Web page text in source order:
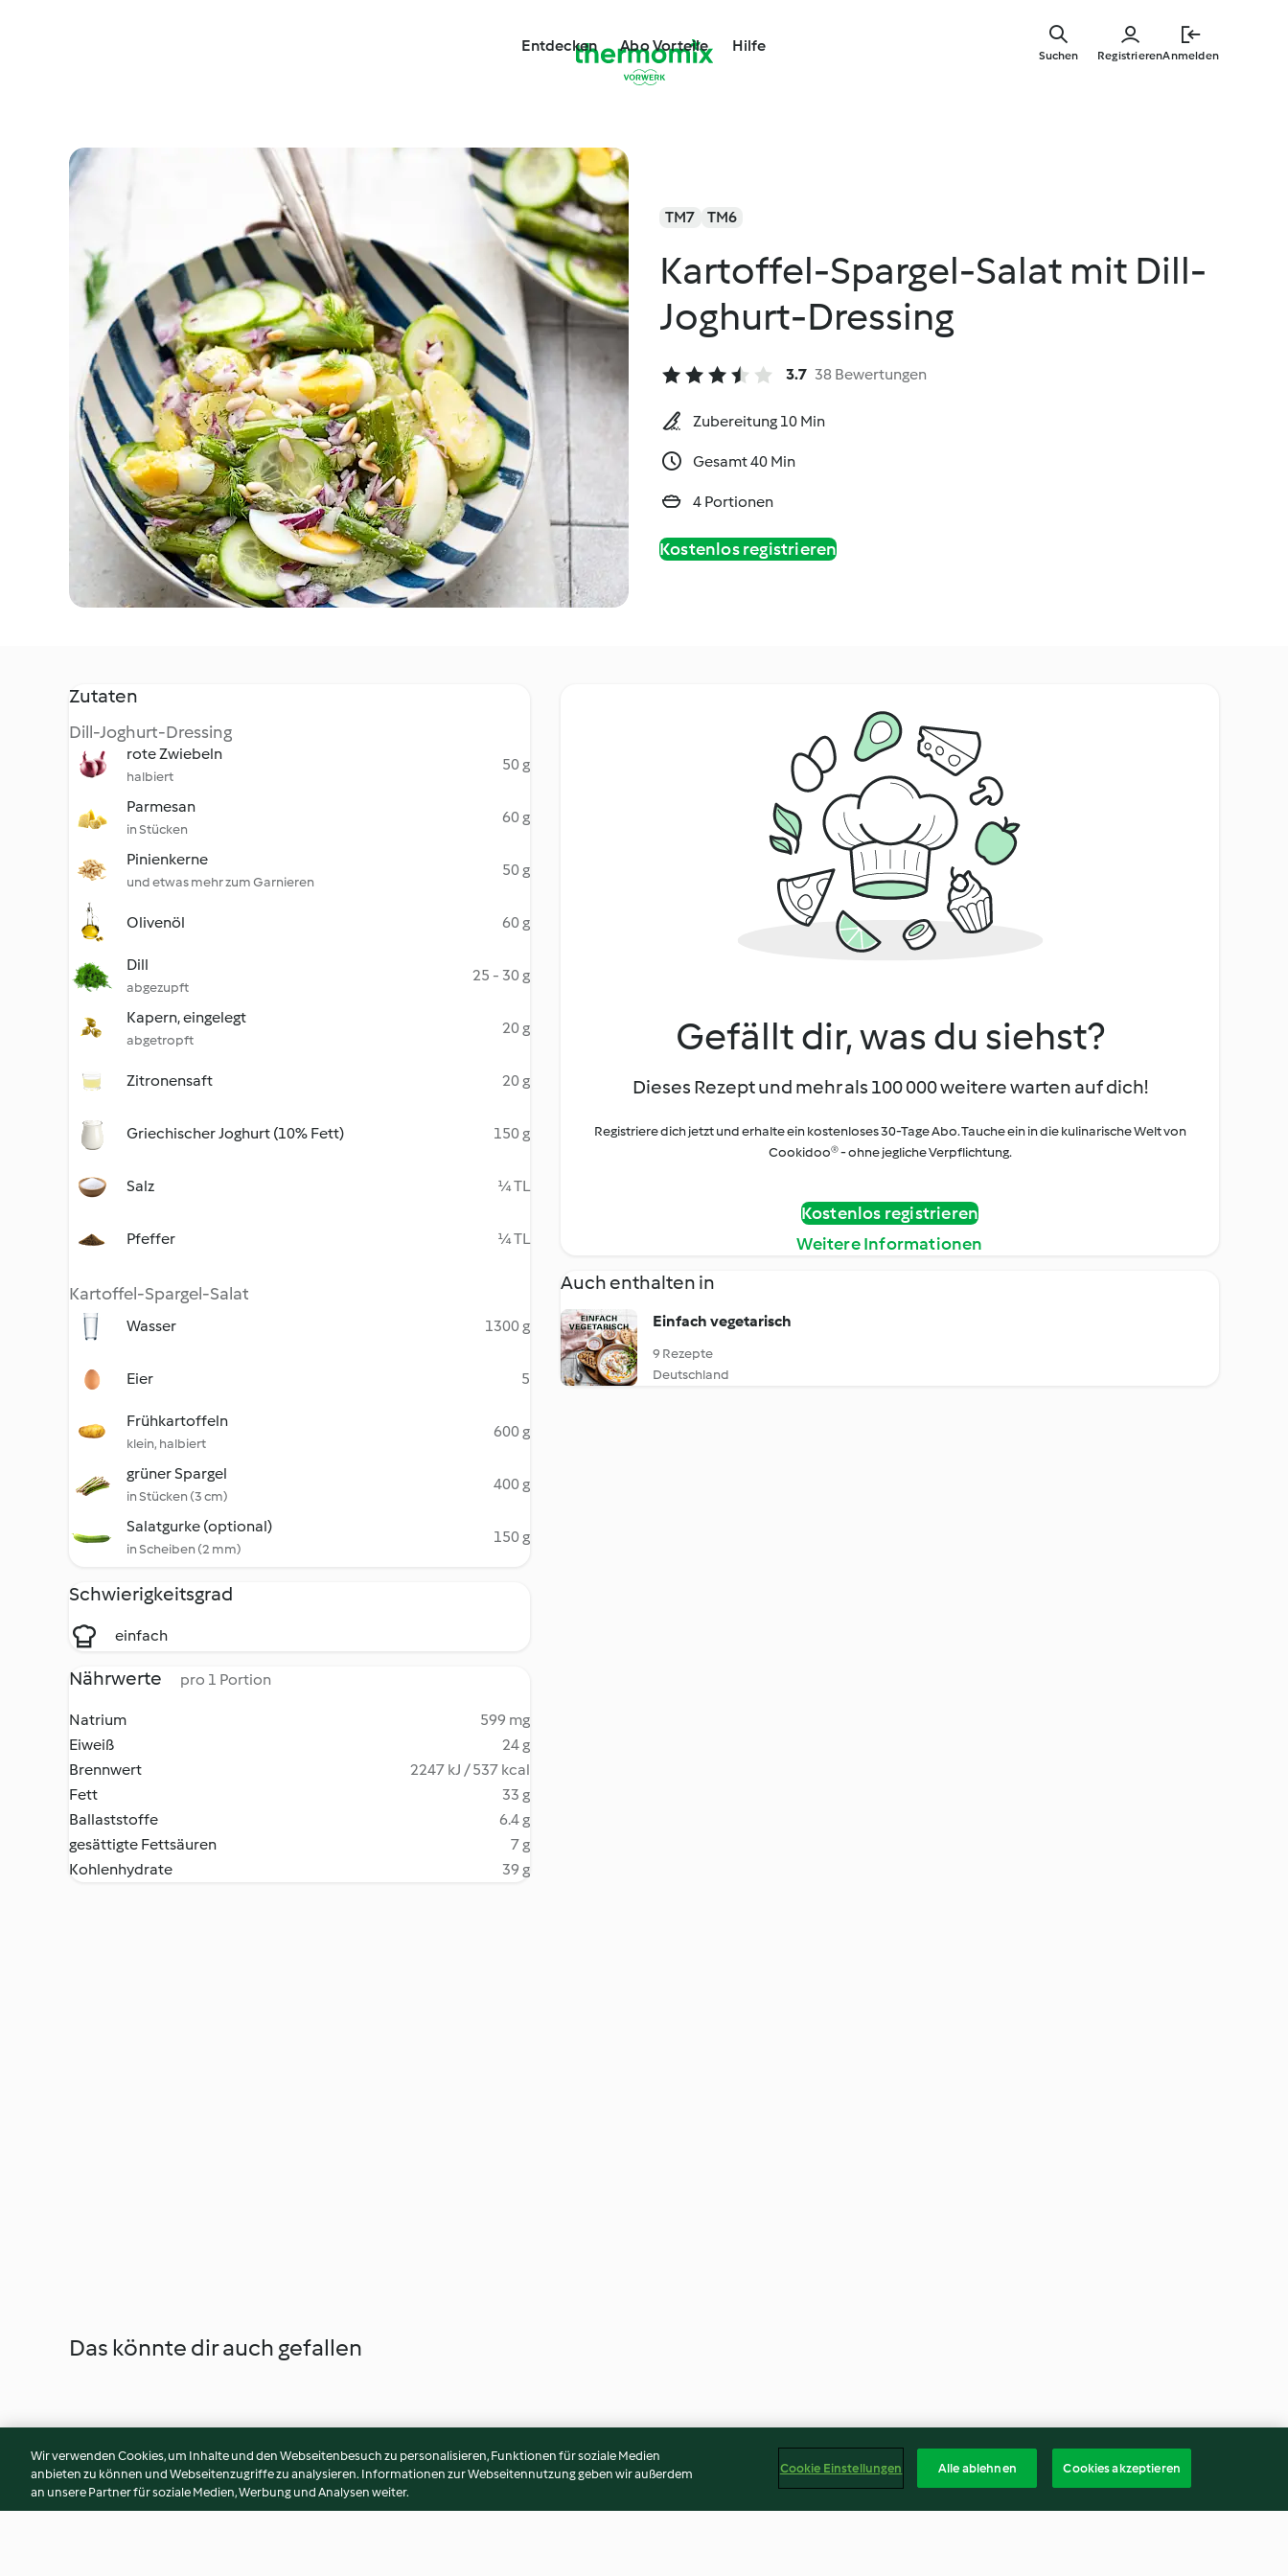
Entdecken Abo Vorteile Hilfe
RegistrierenAnmelden
Suchen
TM7 TM6
Kartoffel-Spargel-Salat mit Dill-
Joghurt-Dressing
3.7 38 Bewertungen
Zubereitung 10 Min
Gesamt 40 Min
4 Portionen
Kostenlos registrieren
Zutaten
Dill-Joghurt-Dressing
rote Zwiebeln
halbiert
50 g
Parmesan
in Stücken
60 g
Pinienkerne
und etwas mehr zum Garnieren
50 g
Olivenöl 60 g
Dill
abgezupft
25 - 30 g
Kapern, eingelegt
abgetropft
20 g
Zitronensaft 20 g
Griechischer Joghurt (10% Fett) 150 g
Salz ¼ TL
Pfeffer ¼ TL
Kartoffel-Spargel-Salat
Wasser 1300 g
Eier 5
Frühkartoffeln
klein, halbiert
600 g
grüner Spargel
in Stücken (3 cm)
400 g
Salatgurke (optional)
in Scheiben (2 mm)
150 g
Schwierigkeitsgrad
einfach
Nährwerte pro 1 Portion
Natrium
599 mg
Eiweiß
24 g
Brennwert
2247 kJ / 537 kcal
Fett
33 g
Ballaststoffe
6.4 g
gesättigte Fettsäuren
7 g
Kohlenhydrate
39 g
Gefällt dir, was du siehst?
Dieses Rezept und mehr als 100 000 weitere warten auf dich!
Registriere dich jetzt und erhalte ein kostenloses 30-Tage Abo. Tauche ein in die kulinarische Welt von
Cookidoo® - ohne jegliche Verpflichtung.
Kostenlos registrieren
Weitere Informationen
Auch enthalten in
Einfach vegetarisch
9 Rezepte
Deutschland
Das könnte dir auch gefallen
Wir verwenden Cookies, um Inhalte und den Webseitenbesuch zu personalisieren, Funktionen für soziale Medien
anbieten zu können und Webseitenzugriffe zu analysieren. Informationen zur Webseitennutzung geben wir außerdem
an unsere Partner für soziale Medien, Werbung und Analysen weiter.
Cookie Einstellungen Alle ablehnen Cookies akzeptieren